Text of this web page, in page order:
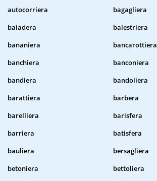
autocorriera
bagagliera
baiadera
balestriera
bananiera
bancarottiera
banchiera
banconiera
bandiera
bandoliera
barattiera
barbera
barelliera
barisfera
barriera
batisfera
bauliera
bersagliera
betoniera
bettoliera